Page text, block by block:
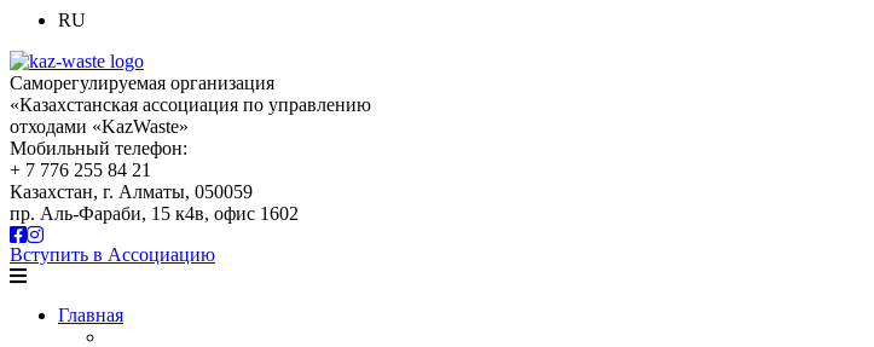
RU
Саморегулируемая организация
«Казахстанская ассоциация по управлению
отходами «KazWaste»
Мобильный телефон:
+ 7 776 255 84 21
Казахстан, г. Алматы, 050059
пр. Аль-Фараби, 15 к4в, офис 1602
Вступить в Ассоциацию
Главная